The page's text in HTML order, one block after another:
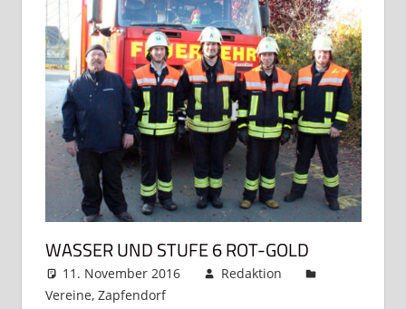
WASSER UND STUFE 6 ROT-GOLD
11. November 2016
Redaktion
Vereine, Zapfendorf